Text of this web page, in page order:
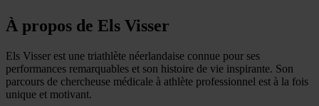
À propos de Els Visser
Els Visser est une triathlète néerlandaise connue pour ses
performances remarquables et son histoire de vie inspirante. Son
parcours de chercheuse médicale à athlète professionnel est à la fois
unique et motivant.